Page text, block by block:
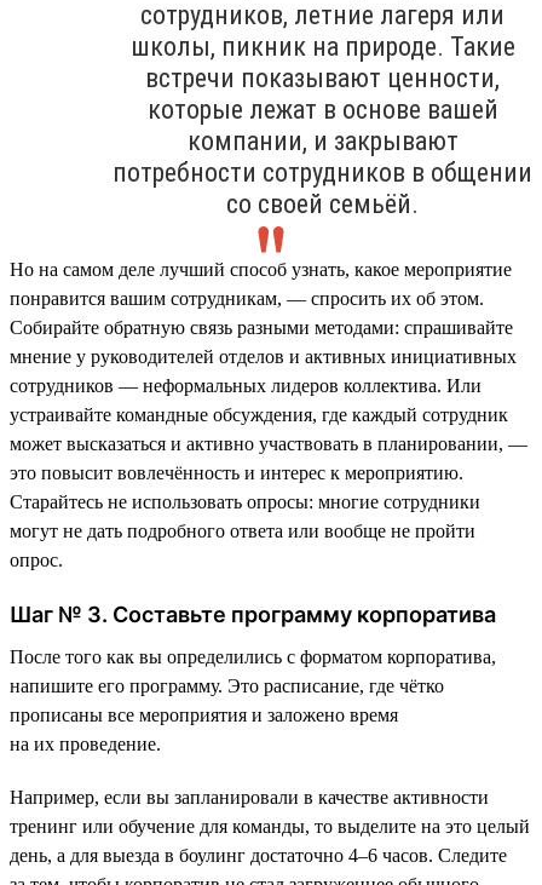
сотрудников, летние лагеря или
школы, пикник на природе. Такие
встречи показывают ценности,
которые лежат в основе вашей
компании, и закрывают
потребности сотрудников в общении
со своей семьёй.
Но на самом деле лучший способ узнать, какое мероприятие
понравится вашим сотрудникам, — спросить их об этом.
Собирайте обратную связь разными методами: спрашивайте
мнение у руководителей отделов и активных инициативных
сотрудников — неформальных лидеров коллектива. Или
устраивайте командные обсуждения, где каждый сотрудник
может высказаться и активно участвовать в планировании, —
это повысит вовлечённость и интерес к мероприятию.
Старайтесь не использовать опросы: многие сотрудники
могут не дать подробного ответа или вообще не пройти
опрос.
Шаг № 3. Составьте программу корпоратива
После того как вы определились с форматом корпоратива,
напишите его программу. Это расписание, где чётко
прописаны все мероприятия и заложено время
на их проведение.
Например, если вы запланировали в качестве активности
тренинг или обучение для команды, то выделите на это целый
день, а для выезда в боулинг достаточно 4–6 часов. Следите